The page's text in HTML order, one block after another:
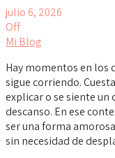
julio 6, 2026
Off
Mi Blog
Hay momentos en los
sigue corriendo.
explicar o se siente un
descanso. En ese
ser una forma
sin necesidad de